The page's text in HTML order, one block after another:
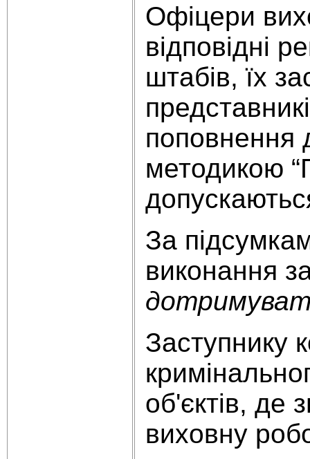
Офіцери
відповідні
штабів, їх
поповнення
методикою
За
виконання
Заступнику
об'єктів, де
виховну